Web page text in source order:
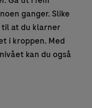
ganger. Slike
at du klarner
i kroppen. Med
kan du også